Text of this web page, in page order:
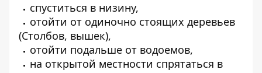
спуститься в низину,
отойти от одиночно стоящих деревьев
(Столбов, вышек),
отойти подальше от водоемов,
на открытой местности спрятаться в